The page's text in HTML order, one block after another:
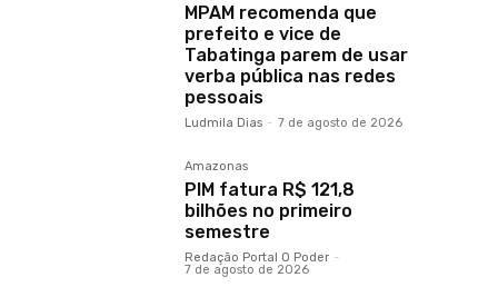
MPAM recomenda que
prefeito e vice de
Tabatinga parem de usar
verba pública nas redes
pessoais
Ludmila Dias - 7 de agosto de 2026
Amazonas
PIM fatura R$ 121,8
bilhões no primeiro
semestre
Redação Portal O Poder -
7 de agosto de 2026